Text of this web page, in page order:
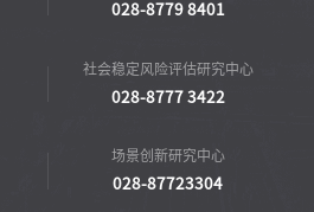
028-8779 8401
社会稳定风险评估研究中心
028-8777 3422
场景创新研究中心
028-87723304